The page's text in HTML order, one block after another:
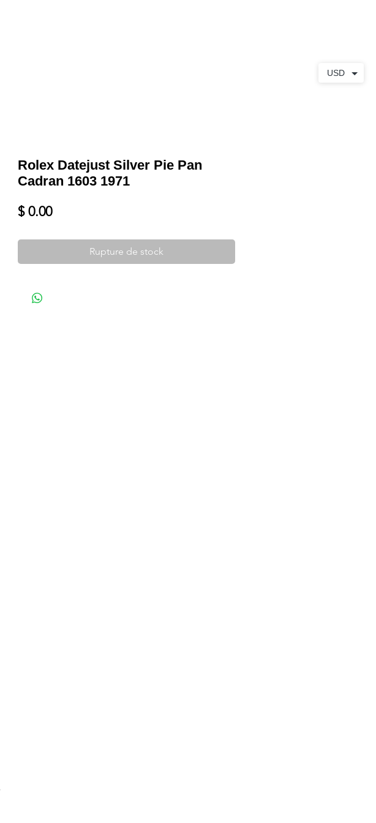
Rolex Datejust Silver Pie Pan
Cadran 1603 1971
$ 0.00Prix
Rupture de stock
USD